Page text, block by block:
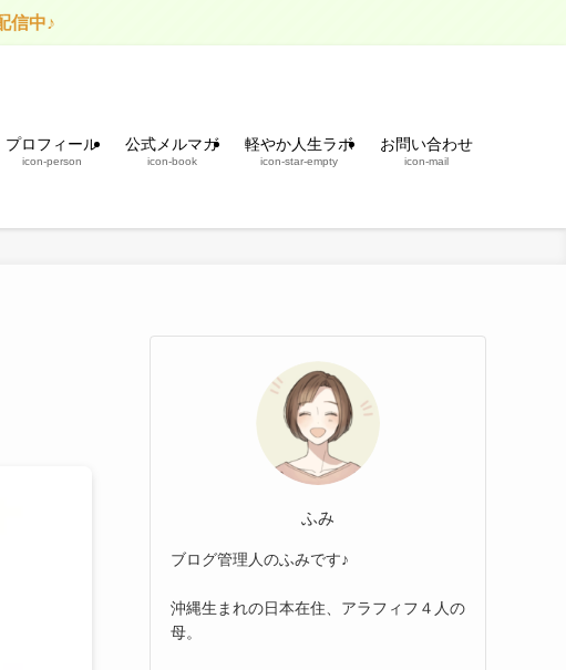
プロフィール
icon-person
公式メルマガ
icon-book
軽やか人生ラボ
icon-star-empty
お問い合わせ
icon-mail
ふみ
ブログ管理人のふみです♪
沖縄生まれの日本在住、アラフィフ４人の
母。